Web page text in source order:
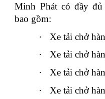
Minh Phát có đầy
bao gồm:
·
Xe tải chở
·
Xe tải chở
·
Xe tải chở
·
Xe tải chở